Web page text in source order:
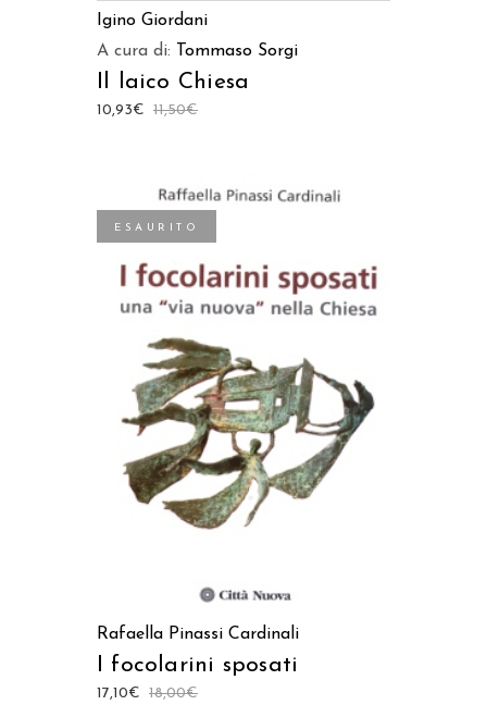
Igino Giordani
A cura di:
Tommaso Sorgi
Il laico Chiesa
11,50€
10,93€
ESAURITO
LEGGI TUTTO
Rafaella Pinassi Cardinali
I focolarini sposati
18,00€
17,10€